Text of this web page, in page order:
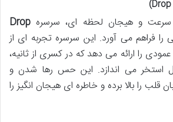
سرعت و هیجان لحظه ای، سرسره Drop
را فراهم می آورد. این سرسره تجربه ای از
را ارائه می دهد که در کسری از ثانیه،
استخر می اندازد. این حس رها شدن و
قلب را بالا برده و خاطره ای هیجان انگیز را